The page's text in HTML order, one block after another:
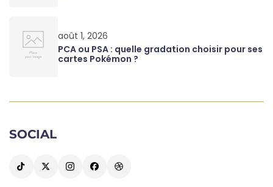
août 1, 2026
PCA ou PSA : quelle gradation choisir pour ses
cartes Pokémon ?
SOCIAL